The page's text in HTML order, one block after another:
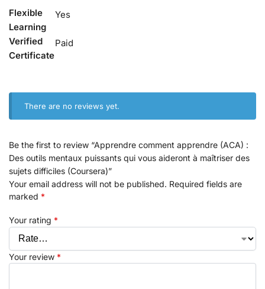
Flexible
Learning
Yes
Verified
Certificate
Paid
There are no reviews yet.
Be the first to review “Apprendre comment apprendre (ACA) :
Des outils mentaux puissants qui vous aideront à maîtriser des
sujets difficiles (Coursera)”
Your email address will not be published. Required fields are
marked *
Your rating *
Your review *